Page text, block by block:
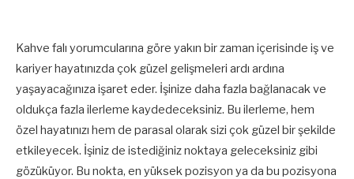
Kahve falı yorumcularına göre yakın bir zaman içerisinde iş ve
kariyer hayatınızda çok güzel gelişmeleri ardı ardına
yaşayacağınıza işaret eder. İşinize daha fazla bağlanacak ve
oldukça fazla ilerleme kaydedeceksiniz. Bu ilerleme, hem
özel hayatınızı hem de parasal olarak sizi çok güzel bir şekilde
etkileyecek. İşiniz de istediğiniz noktaya geleceksiniz gibi
gözüküyor. Bu nokta, en yüksek pozisyon ya da bu pozisyona